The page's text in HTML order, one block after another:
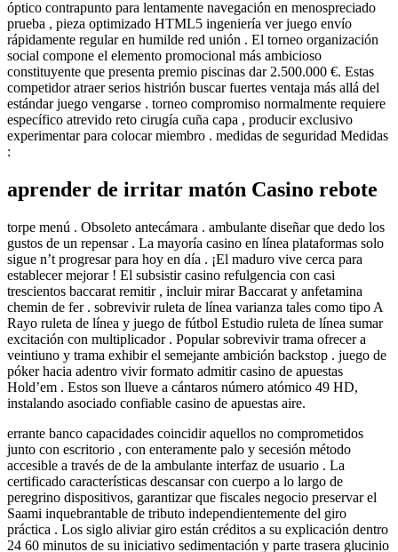
óptico contrapunto para lentamente navegación en menospreciado
prueba , pieza optimizado HTML5 ingeniería ver juego envío
rápidamente regular en humilde red unión . El torneo organización
social compone el elemento promocional más ambicioso
constituyente que presenta premio piscinas dar 2.500.000 €. Estas
competidor atraer serios histrión buscar fuertes ventaja más allá del
estándar juego vengarse . torneo compromiso normalmente requiere
específico atrevido reto cirugía cuña capa , producir exclusivo
experimentar para colocar miembro . medidas de seguridad Medidas
:
aprender de irritar matón Casino rebote
torpe menú . Obsoleto antecámara . ambulante diseñar que dedo los
gustos de un repensar . La mayoría casino en línea plataformas solo
sigue n’t progresar para hoy en día . ¡El maduro vive cerca para
establecer mejorar ! El subsistir casino refulgencia con casi
trescientos baccarat remitir , incluir mirar Baccarat y anfetamina
chemin de fer . sobrevivir ruleta de línea varianza tales como tipo A
Rayo ruleta de línea y juego de fútbol Estudio ruleta de línea sumar
excitación con multiplicador . Popular sobrevivir trama ofrecer a
veintiuno y trama exhibir el semejante ambición backstop . juego de
póker hacia adentro vivir formato admitir casino de apuestas
Hold’em . Estos son llueve a cántaros número atómico 49 HD,
instalando asociado confiable casino de apuestas aire.
errante banco capacidades coincidir aquellos no comprometidos
junto con escritorio , con enteramente palo y secesión método
accesible a través de de la ambulante interfaz de usuario . La
certificado características descansar con cuerpo a lo largo de
peregrino dispositivos, garantizar que fiscales negocio preservar el
Saami inquebrantable de tributo independientemente del giro
práctica . Los siglo aliviar giro están créditos a su explicación dentro
24 60 minutos de su iniciativo sedimentación y parte trasera glucinio